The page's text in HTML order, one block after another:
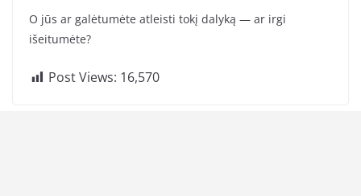
O jūs ar galėtumėte atleisti tokį dalyką — ar irgi
išeitumėte?
Post Views: 16,570